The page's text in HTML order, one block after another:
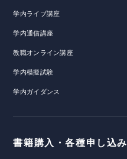
学内ライブ講座
学内通信講座
教職オンライン講座
学内模擬試験
学内ガイダンス
書籍購入・各種申し込み